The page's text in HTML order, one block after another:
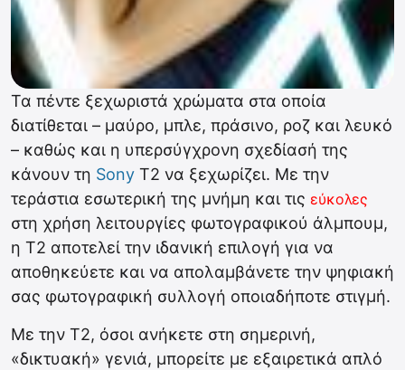
Τα πέντε ξεχωριστά χρώματα στα οποία
διατίθεται – μαύρο, μπλε, πράσινο, ροζ και λευκό
– καθώς και η υπερσύγχρονη σχεδίασή της
κάνουν τη Sony T2 να ξεχωρίζει. Με την
τεράστια εσωτερική της μνήμη και τις εύκολες
στη χρήση λειτουργίες φωτογραφικού άλμπουμ,
η T2 αποτελεί την ιδανική επιλογή για να
αποθηκεύετε και να απολαμβάνετε την ψηφιακή
σας φωτογραφική συλλογή οποιαδήποτε στιγμή.
Με την T2, όσοι ανήκετε στη σημερινή,
«δικτυακή» γενιά, μπορείτε με εξαιρετικά απλό